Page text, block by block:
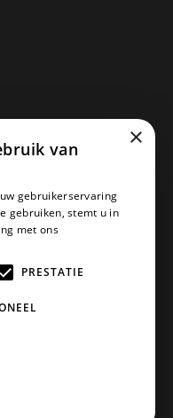
×
van
gebruikerservaring
gebruiken, stemt u in
met ons
PRESTATIE